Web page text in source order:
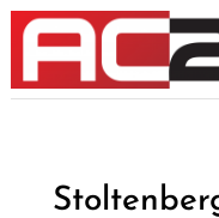
Skip
content